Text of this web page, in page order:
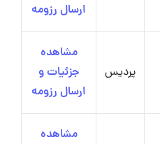
ارسال رزومه
پردیس
مشاهده
جزئیات و
ارسال رزومه
مشاهده